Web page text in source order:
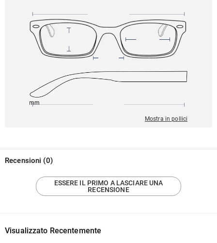
145mm
Mostra in pollici
Recensioni (0)
ESSERE IL PRIMO A LASCIARE UNA
RECENSIONE
Visualizzato Recentemente